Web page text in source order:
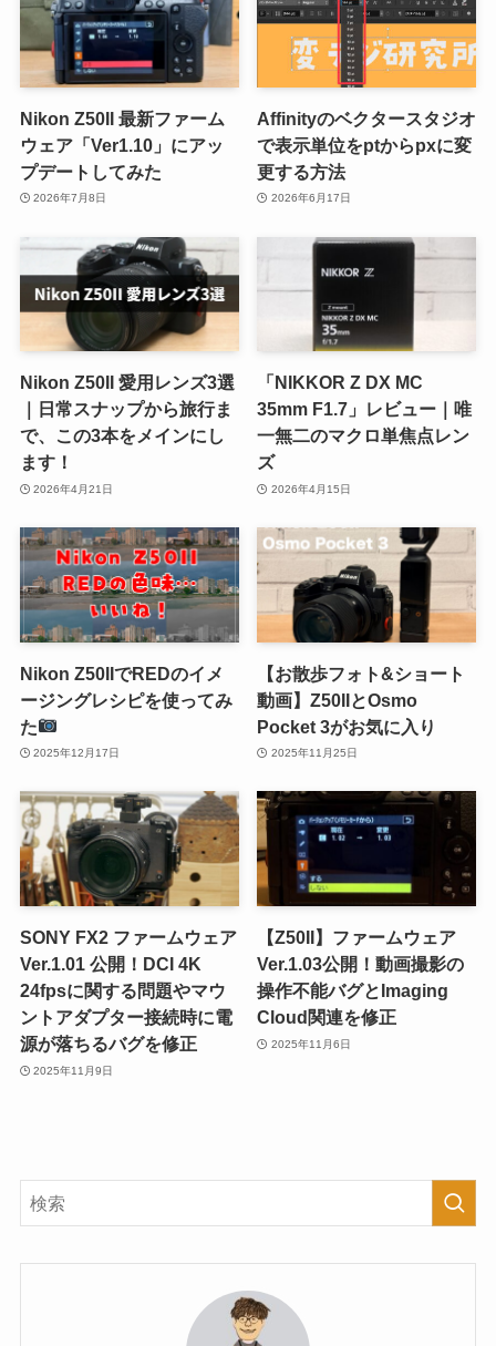
Nikon Z50II 最新ファーム
ウェア「Ver1.10」にアッ
プデートしてみた
2026年7月8日
Affinityのベクタースタジオ
で表示単位をptからpxに変
更する方法
2026年6月17日
Nikon Z50II 愛用レンズ3選
｜日常スナップから旅行ま
で、この3本をメインにし
ます！
2026年4月21日
「NIKKOR Z DX MC
35mm F1.7」レビュー｜唯
一無二のマクロ単焦点レン
ズ
2026年4月15日
Nikon Z50IIでREDのイメ
ージングレシピを使ってみ
た
2025年12月17日
【お散歩フォト&ショート
動画】Z50IIとOsmo
Pocket 3がお気に入り
2025年11月25日
SONY FX2 ファームウェア
Ver.1.01 公開！DCI 4K
24fpsに関する問題やマウ
ントアダプター接続時に電
源が落ちるバグを修正
2025年11月9日
【Z50II】ファームウェア
Ver.1.03公開！動画撮影の
操作不能バグとImaging
Cloud関連を修正
2025年11月6日